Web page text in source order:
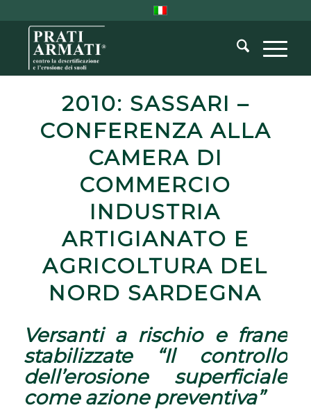
2010: SASSARI –
CONFERENZA ALLA
CAMERA DI
COMMERCIO
INDUSTRIA
ARTIGIANATO E
AGRICOLTURA DEL
NORD SARDEGNA
Versanti a rischio e frane
stabilizzate “Il controllo
dell’erosione superficiale
come azione preventiva”